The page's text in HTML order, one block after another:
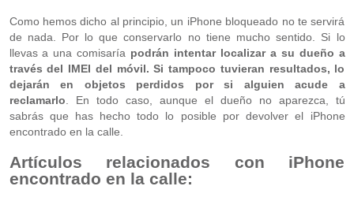
Como hemos dicho al principio, un iPhone bloqueado no te servirá
de nada. Por lo que conservarlo no tiene mucho sentido. Si lo
llevas a una comisaría podrán intentar localizar a su dueño a
través del IMEI del móvil. Si tampoco tuvieran resultados, lo
dejarán en objetos perdidos por si alguien acude a
reclamarlo. En todo caso, aunque el dueño no aparezca, tú
sabrás que has hecho todo lo posible por devolver el iPhone
encontrado en la calle.
Artículos relacionados con iPhone
encontrado en la calle: